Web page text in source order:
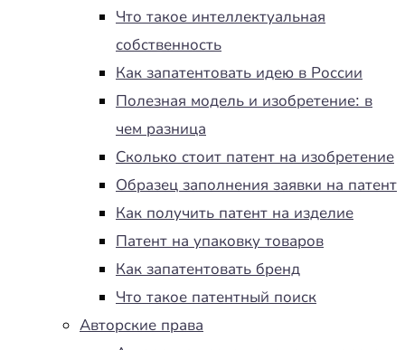
Что такое интеллектуальная
собственность
Как запатентовать идею в России
Полезная модель и изобретение: в
чем разница
Сколько стоит патент на изобретение
Образец заполнения заявки на патент
Как получить патент на изделие
Патент на упаковку товаров
Как запатентовать бренд
Что такое патентный поиск
Авторские права